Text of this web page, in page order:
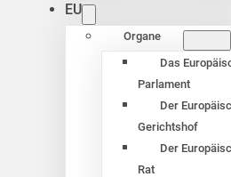
EU
Organe
Das
Parlament
Der
Gerichtshof
Der
Rat